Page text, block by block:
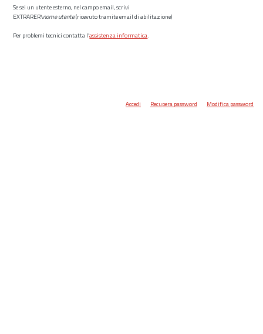
Se sei un utente esterno, nel campo email, scrivi
EXTRARER\nome utente(ricevuto tramite email di abilitazione)
Per problemi tecnici contatta l’assistenza informatica.
Accedi Recupera password Modifica password